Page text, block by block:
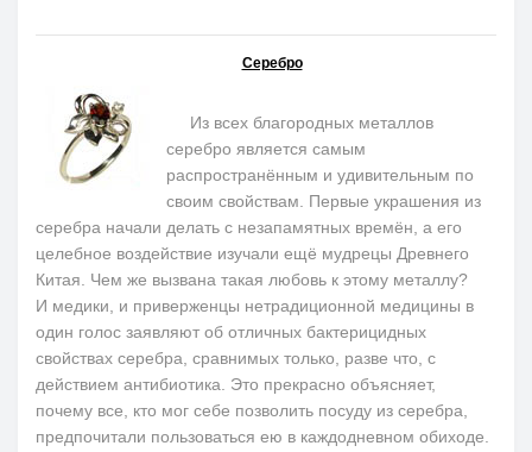
Серебро
Из всех благородных металлов
серебро является самым
распространённым и удивительным по
своим свойствам. Первые украшения из
серебра начали делать с незапамятных времён, а его
целебное воздействие изучали ещё мудрецы Древнего
Китая. Чем же вызвана такая любовь к этому металлу?
И медики, и приверженцы нетрадиционной медицины в
один голос заявляют об отличных бактерицидных
свойствах серебра, сравнимых только, разве что, с
действием антибиотика. Это прекрасно объясняет,
почему все, кто мог себе позволить посуду из серебра,
предпочитали пользоваться ею в каждодневном обиходе.